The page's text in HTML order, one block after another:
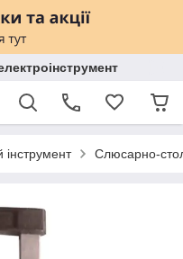
інструмент Слюсарно-